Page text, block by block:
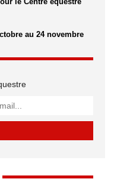
au 24 novembre